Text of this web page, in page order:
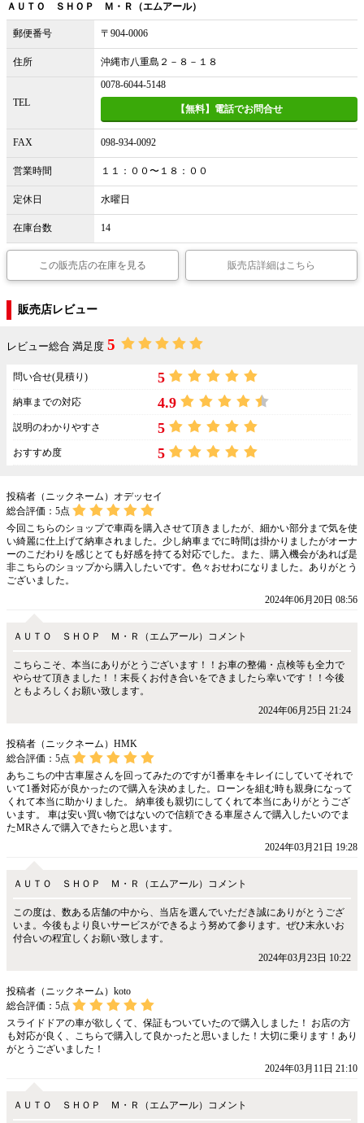
ＡＵＴＯ ＳＨＯＰ Ｍ・Ｒ（エムアール）
郵便番号 〒904-0006
住所 沖縄市八重島２－８－１８
TEL
0078-6044-5148
【無料】電話でお問合せ
FAX 098-934-0092
営業時間 １１：００〜１８：００
定休日 水曜日
在庫台数 14
この販売店の在庫を見る 販売店詳細はこちら
販売店レビュー
レビュー総合 満足度 5
問い合せ(見積り) 5
納車までの対応 4.9
説明のわかりやすさ 5
おすすめ度 5
投稿者（ニックネーム）オデッセイ
総合評価： 5点
今回こちらのショップで車両を購入させて頂きましたが、細かい部分まで気を使
い綺麗に仕上げて納車されました。少し納車までに時間は掛かりましたがオーナ
ーのこだわりを感じとても好感を持てる対応でした。また、購入機会があれば是
非こちらのショップから購入したいです。色々おせわになりました。ありがとう
ございました。
2024年06月20日 08:56
ＡＵＴＯ ＳＨＯＰ Ｍ・Ｒ（エムアール）コメント
こちらこそ、本当にありがとうございます！！お車の整備・点検等も全力で
やらせて頂きました！！末長くお付き合いをできましたら幸いです！！今後
ともよろしくお願い致します。
2024年06月25日 21:24
投稿者（ニックネーム）HMK
総合評価： 5点
あちこちの中古車屋さんを回ってみたのですが1番車をキレイにしていてそれで
いて1番対応が良かったので購入を決めました。ローンを組む時も親身になって
くれて本当に助かりました。 納車後も親切にしてくれて本当にありがとうござ
います。 車は安い買い物ではないので信頼できる車屋さんで購入したいのでま
たMRさんで購入できたらと思います。
2024年03月21日 19:28
ＡＵＴＯ ＳＨＯＰ Ｍ・Ｒ（エムアール）コメント
この度は、数ある店舗の中から、当店を選んでいただき誠にありがとうござ
いま。今後もより良いサービスができるよう努めて参ります。ぜひ末永いお
付合いの程宜しくお願い致します。
2024年03月23日 10:22
投稿者（ニックネーム）koto
総合評価： 5点
スライドドアの車が欲しくて、保証もついていたので購入しました！ お店の方
も対応が良く、こちらで購入して良かったと思いました！大切に乗ります！あり
がとうございました！
2024年03月11日 21:10
ＡＵＴＯ ＳＨＯＰ Ｍ・Ｒ（エムアール）コメント